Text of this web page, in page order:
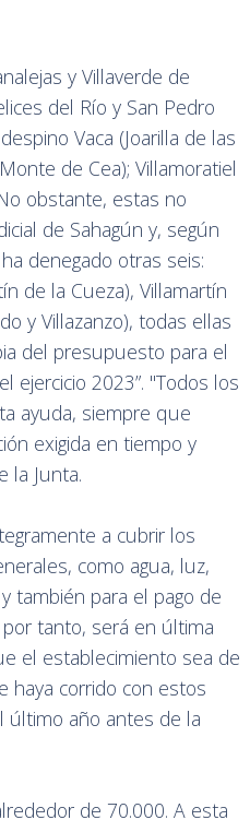
y Villaverde de
del Río y San Pedro
Vaca (Joarilla de las
de Cea); Villamoratiel
obstante, estas no
de Sahagún y, según
denegado otras seis:
de la Cueza), Villamartín
y Villazanzo), todas ellas
del presupuesto para el
ejercicio 2023”. "Todos los
ayuda, siempre que
exigida en tiempo y
la Junta.
a cubrir los
como agua, luz,
también para el pago de
tanto, será en última
el establecimiento sea de
haya corrido con estos
último año antes de la
de 70.000. A esta